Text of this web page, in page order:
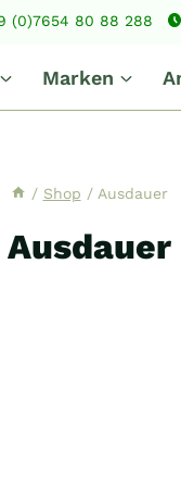
(0)7654 80 88 288
Marken
/ Shop / Ausdauer
Ausdauer